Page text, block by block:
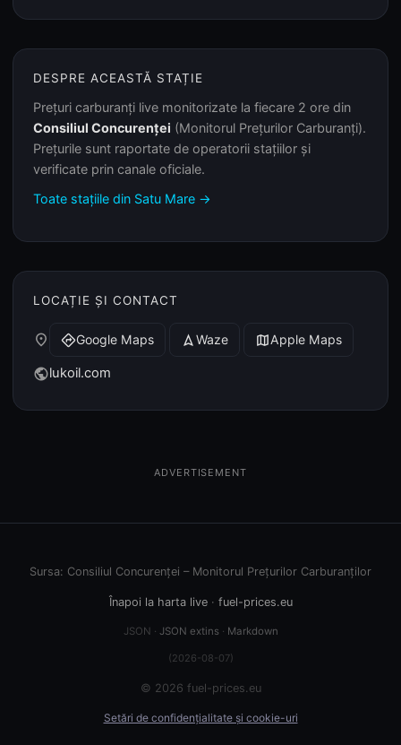
DESPRE ACEASTĂ STAȚIE
Prețuri carburanți live monitorizate la fiecare 2 ore din
Consiliul Concurenței (Monitorul Prețurilor Carburanți).
Prețurile sunt raportate de operatorii stațiilor și
verificate prin canale oficiale.
Toate stațiile din Satu Mare →
LOCAȚIE ȘI CONTACT
place directionsGoogle Maps navigation Waze mapApple Maps
publiclukoil.com
ADVERTISEMENT
Sursa: Consiliul Concurenței – Monitorul Prețurilor Carburanților
Înapoi la harta live· fuel-prices.eu
JSON · JSON extins· Markdown
(2026-08-07)
© 2026 fuel-prices.eu
Setări de confidențialitate și cookie-uri